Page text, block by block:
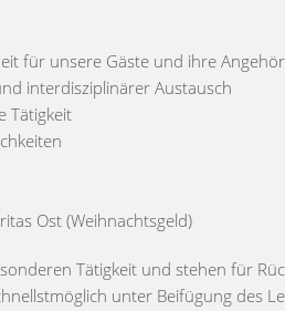
für unsere Gäste und ihre
interdisziplinärer Austausch
Tätigkeit
Ost (Weihnachtsgeld)
Tätigkeit und stehen für
unter Beifügung des